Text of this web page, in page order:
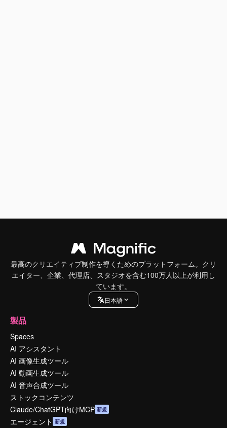
最高のクリエイティブ制作を導くためのプラットフォーム。クリ
エイター、企業、代理店、スタジオを含む100万人以上が利用し
ています。
日本語
製品
Spaces
AI アシスタント
AI 画像生成ツール
AI 動画生成ツール
AI 音声合成ツール
ストックコンテンツ
Claude/ChatGPT向けMCP 新規
エージェント 新規